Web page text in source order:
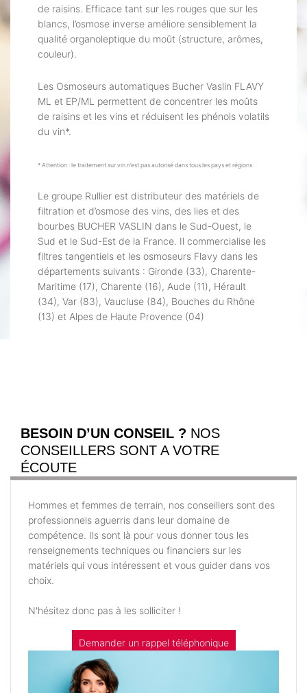
de raisins. Efficace tant sur les rouges que sur les
blancs, l’osmose inverse améliore sensiblement la
qualité organoleptique du moût (structure, arômes,
couleur).
Les Osmoseurs automatiques Bucher Vaslin FLAVY
ML et EP/ML permettent de concentrer les moûts
de raisins et les vins et réduisent les phénols volatils
du vin*.
* Attention : le traitement sur vin n’est pas autorisé dans tous les pays et régions.
Le groupe Rullier est distributeur des matériels de
filtration et d’osmose des vins, des lies et des
bourbes BUCHER VASLIN dans le Sud-Ouest, le
Sud et le Sud-Est de la France. Il commercialise les
filtres tangentiels et les osmoseurs Flavy dans les
départements suivants : Gironde (33), Charente-
Maritime (17), Charente (16), Aude (11), Hérault
(34), Var (83), Vaucluse (84), Bouches du Rhône
(13) et Alpes de Haute Provence (04)
BESOIN D’UN CONSEIL ? NOS
CONSEILLERS SONT A VOTRE
ÉCOUTE
Hommes et femmes de terrain, nos conseillers sont des
professionnels aguerris dans leur domaine de
compétence. Ils sont là pour vous donner tous les
renseignements techniques ou financiers sur les
matériels qui vous intéressent et vous guider dans vos
choix.
N'hésitez donc pas à les solliciter !
Demander un rappel téléphonique